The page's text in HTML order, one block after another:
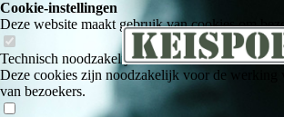
Cookie-instellingen
Deze website maakt gebruik van cookies om
Technisch noodzakelijk
Deze cookies zijn noodzakelijk voor de werking
van bezoekers.